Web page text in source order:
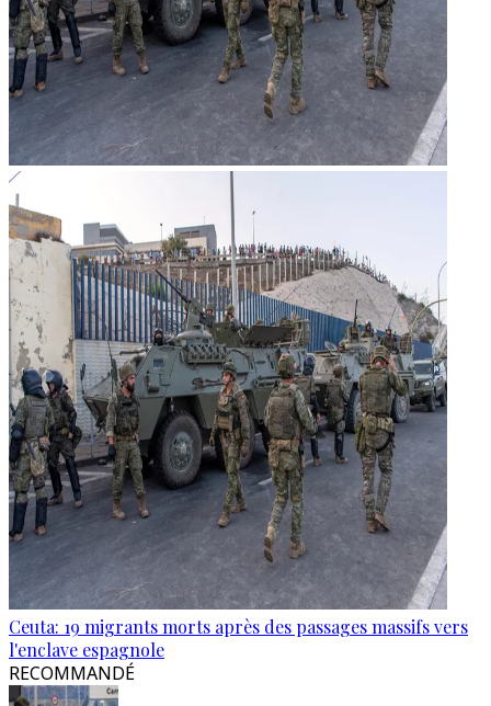
Ceuta: 19 migrants morts après des passages massifs vers
l'enclave espagnole
RECOMMANDÉ